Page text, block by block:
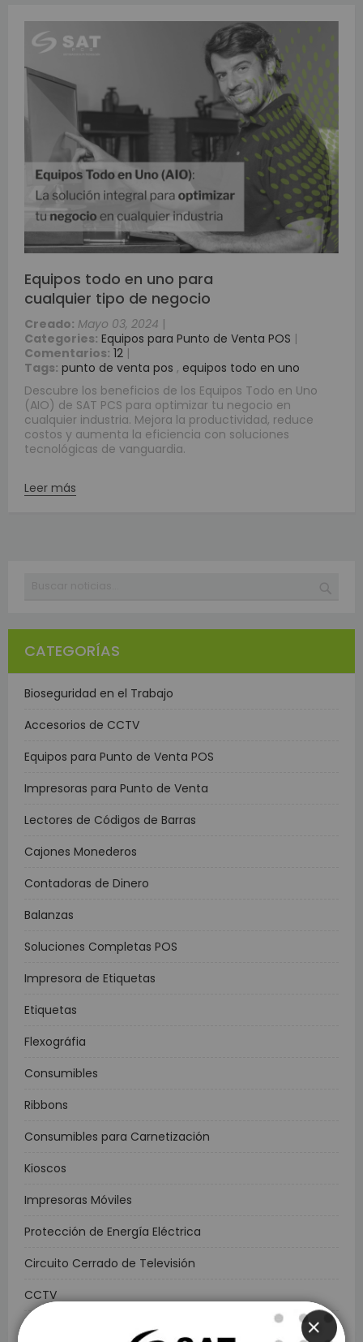
Equipos todo en uno para
cualquier tipo de negocio
Creado: Mayo 03, 2024 |
Categories: Equipos para Punto de Venta POS |
Comentarios: 12 |
Tags: punto de venta pos , equipos todo en uno
Descubre los beneficios de los Equipos Todo en Uno
(AIO) de SAT PCS para optimizar tu negocio en
cualquier industria. Mejora la productividad, reduce
costos y aumenta la eficiencia con soluciones
tecnológicas de vanguardia.
Leer más
CATEGORÍAS
Bioseguridad en el Trabajo
Accesorios de CCTV
Equipos para Punto de Venta POS
Impresoras para Punto de Venta
Lectores de Códigos de Barras
Cajones Monederos
Contadoras de Dinero
Balanzas
Soluciones Completas POS
Impresora de Etiquetas
Etiquetas
Flexográfia
Consumibles
Ribbons
Consumibles para Carnetización
Kioscos
Impresoras Móviles
Protección de Energía Eléctrica
Circuito Cerrado de Televisión
CCTV
Controles de Acceso y Asistencia